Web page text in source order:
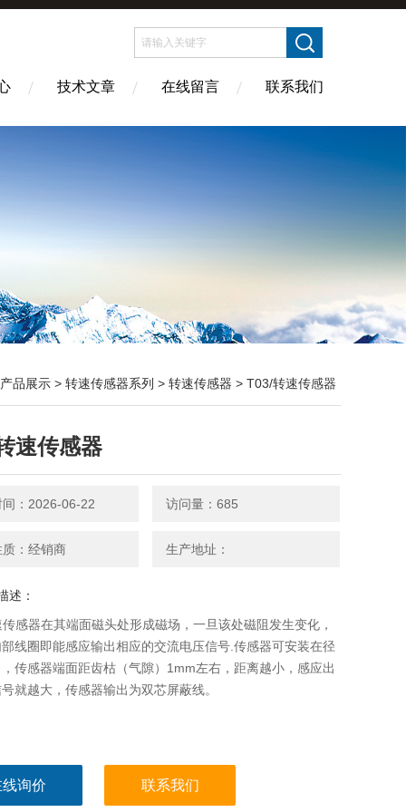
技术文章 在线留言 联系我们
产品展示 > 转速传感器系列 > 转速传感器 > T03/转速传感器
速传感器
间：2026-06-22 访问量：685
质：经销商 生产地址：
述：
感器在其端面磁头处形成磁场，一旦该处磁阻发生变化，
线圈即能感应输出相应的交流电压信号.传感器可安装在径
传感器端面距齿枯（气隙）1mm左右，距离越小，感应出
就越大，传感器输出为双芯屏蔽线。
询价 联系我们